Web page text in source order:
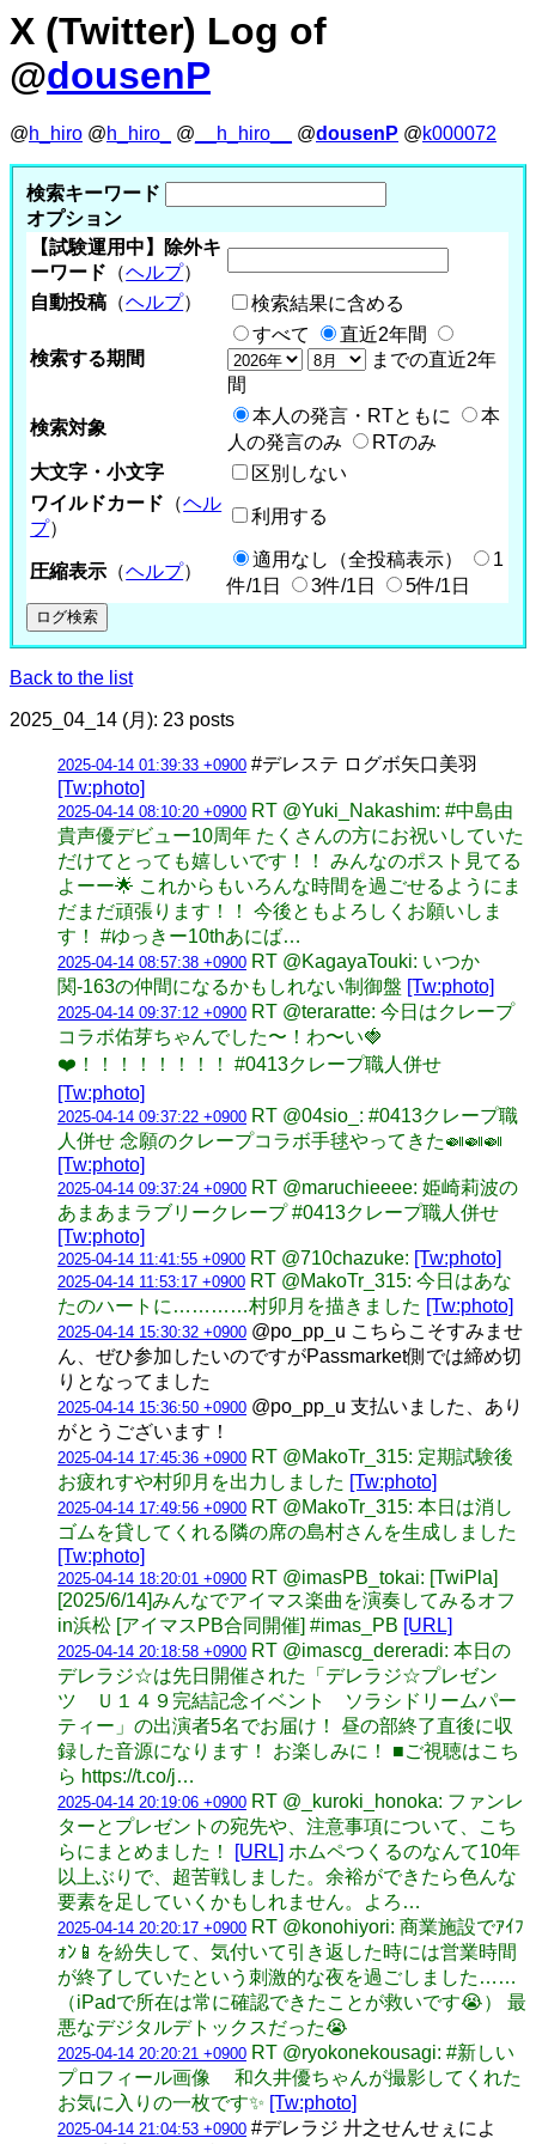
X (Twitter) Log of
@dousenP
@h_hiro @h_hiro_ @ __h_hiro__ @dousenP @k000072
検索キーワード
オプション
【試験運用中】除外キ
ーワード （ヘルプ）
自動投稿 （ヘルプ） 検索結果に含める
検索する期間
すべて
直近2年間
までの直近2年
間
検索対象
本人の発言・RTともに
本
人の発言のみ
RTのみ
大文字・小文字
区別しない
ワイルドカード （ヘル
プ）
利用する
圧縮表示 （ヘルプ）
適用なし（全投稿表示）
1
件/1日
3件/1日 5件/1日
Back to the list
2025_04_14 (月): 23 posts
2025-04-14 01:39:33 +0900 #デレステ ログボ矢口美羽
[Tw:photo]
2025-04-14 08:10:20 +0900 RT @Yuki_Nakashim: #中島由
貴声優デビュー10周年 たくさんの方にお祝いしていた
だけてとっても嬉しいです！！ みんなのポスト見てる
よーー🌟 これからもいろんな時間を過ごせるようにま
だまだ頑張ります！！ 今後ともよろしくお願いしま
す！ #ゆっきー10thあにば…
2025-04-14 08:57:38 +0900 RT @KagayaTouki: いつか
関-163の仲間になるかもしれない制御盤 [Tw:photo]
2025-04-14 09:37:12 +0900 RT @teraratte: 今日はクレープ
コラボ佑芽ちゃんでした〜！わ〜い🍓
❤️！！！！！！！！ #0413クレープ職人併せ
[Tw:photo]
2025-04-14 09:37:22 +0900 RT @04sio_: #0413クレープ職
人併せ 念願のクレープコラボ手毬やってきた🍛🍛🍛
[Tw:photo]
2025-04-14 09:37:24 +0900 RT @maruchieeee: 姫崎莉波の
あまあまラブリークレープ #0413クレープ職人併せ
[Tw:photo]
2025-04-14 11:41:55 +0900 RT @710chazuke: [Tw:photo]
2025-04-14 11:53:17 +0900 RT @MakoTr_315: 今日はあな
たのハートに…………村卯月を描きました [Tw:photo]
2025-04-14 15:30:32 +0900 @po_pp_u こちらこそすみませ
ん、ぜひ参加したいのですがPassmarket側では締め切
りとなってました
2025-04-14 15:36:50 +0900 @po_pp_u 支払いました、あり
がとうございます！
2025-04-14 17:45:36 +0900 RT @MakoTr_315: 定期試験後
お疲れすや村卯月を出力しました [Tw:photo]
2025-04-14 17:49:56 +0900 RT @MakoTr_315: 本日は消し
ゴムを貸してくれる隣の席の島村さんを生成しました
[Tw:photo]
2025-04-14 18:20:01 +0900 RT @imasPB_tokai: [TwiPla]
[2025/6/14]みんなでアイマス楽曲を演奏してみるオフ
in浜松 [アイマスPB合同開催] #imas_PB [URL]
2025-04-14 20:18:58 +0900 RT @imascg_dereradi: 本日の
デレラジ☆は先日開催された「デレラジ☆プレゼン
ツ Ｕ１４９完結記念イベント ソラシドリームパー
ティー」の出演者5名でお届け！ 昼の部終了直後に収
録した音源になります！ お楽しみに！ ■ご視聴はこち
ら https://t.co/j…
2025-04-14 20:19:06 +0900 RT @_kuroki_honoka: ファンレ
ターとプレゼントの宛先や、注意事項について、こち
らにまとめました！
[URL] ホムペつくるのなんて10年
以上ぶりで、超苦戦しました。余裕ができたら色んな
要素を足していくかもしれません。よろ…
2025-04-14 20:20:17 +0900 RT @konohiyori: 商業施設でｱｲﾌ
ｫﾝ📱を紛失して、気付いて引き返した時には営業時間
が終了していたという刺激的な夜を過ごしました……
（iPadで所在は常に確認できたことが救いです😭） 最
悪なデジタルデトックスだった😭
2025-04-14 20:20:21 +0900 RT @ryokonekousagi: #新しい
プロフィール画像 和久井優ちゃんが撮影してくれた
お気に入りの一枚です✨ [Tw:photo]
2025-04-14 21:04:53 +0900 #デレラジ 廾之せんせぇによ